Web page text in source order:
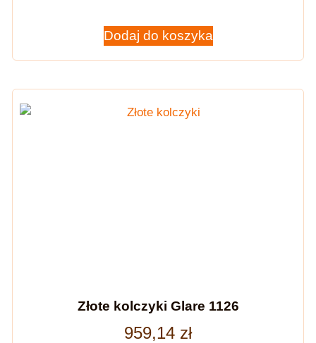
Dodaj do koszyka
Złote kolczyki Glare 1126
959,14 zł